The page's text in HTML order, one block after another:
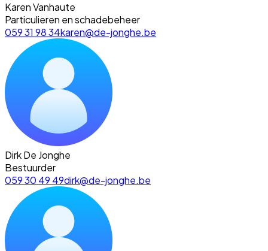
Karen Vanhaute
Particulieren en schadebeheer
059 31 98 34karen@de-jonghe.be
Dirk De Jonghe
Bestuurder
059 30 49 49dirk@de-jonghe.be